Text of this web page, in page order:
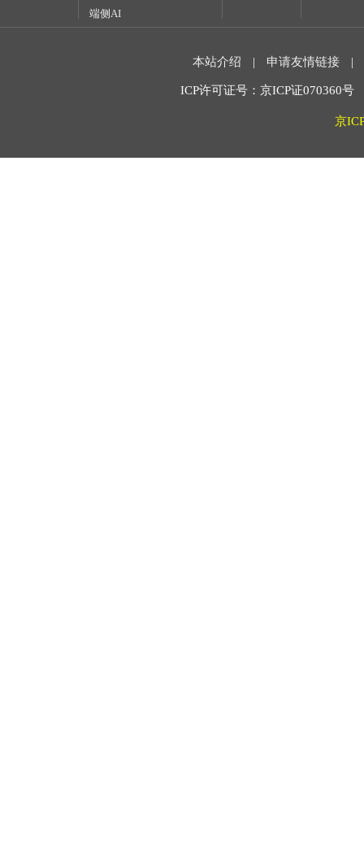
端侧AI
本站介绍 | 申请友情链接 |
ICP许可证号：京ICP证070360
京